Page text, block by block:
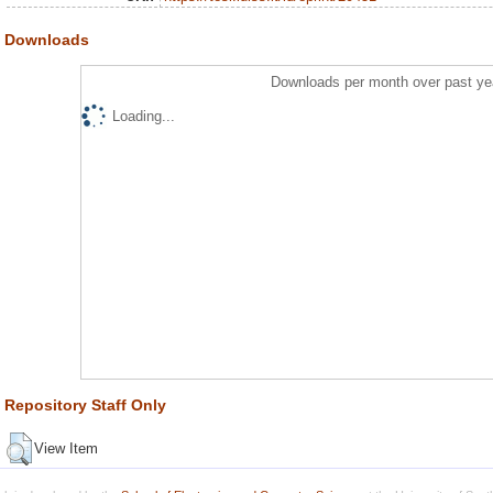
Downloads
Downloads per month over past
Loading...
Repository Staff Only
View Item